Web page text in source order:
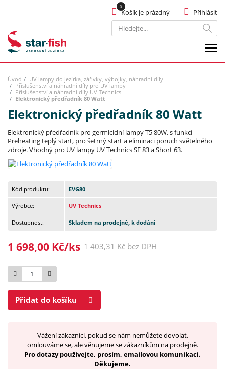
Hledat
Přihlásit
Košík je prázdný
Úvod
UV lampy do jezírka, zářivky, výbojky, náhradní díly
Příslušenství a náhradní díly pro UV lampy
Příslušenství a náhradní díly UV Technics
Elektronický předřadník 80 Watt
Elektronický předřadník 80 Watt
Elektronický předřadník pro germicidní lampy T5 80W, s funkcí
Preheating teplý start, pro šetrný start a eliminaci poruch světelného
zdroje. Vhodný pro UV lampy UV Technics SE 83 a Short 63.
Kód produktu: EVG80
Výrobce: UV Technics
Dostupnost: Skladem na prodejně, k dodání
1 698,00 Kč/ks 1 403,31 Kč bez DPH
Počet
Přidat do košíku
Vážení zákazníci, pokud se nám nemůžete dovolat,
omlouváme se, ale věnujeme se zákazníkům na prodejně.
Pro dotazy používejte, prosím, emailovou komunikaci.
Děkujeme.